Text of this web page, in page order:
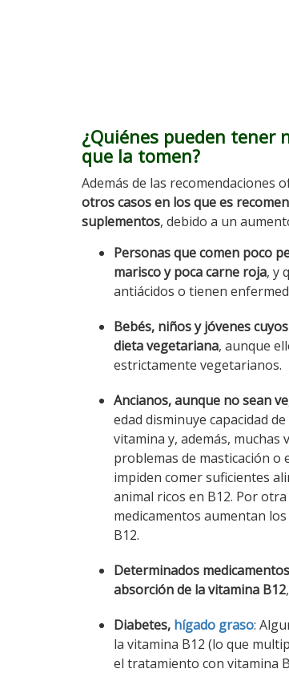
¿Quiénes pueden tener
que la tomen?
Además de las recomendaciones
otros casos en los que es
suplementos, debido a un
Personas que comen poco
marisco y poca carne roja, y
antiácidos o tienen
Bebés, niños y jóvenes
dieta vegetariana, aunque
estrictamente vegetarianos.
Ancianos, aunque no sean
edad disminuye capacidad
vitamina y, además, muchas
problemas de masticación o
impiden comer suficientes
animal ricos en B12. Por
medicamentos aumentan
B12.
Determinados
absorción de la vitamina B12
Diabetes, hígado graso:
la vitamina B12 (lo que
el tratamiento con vitamina